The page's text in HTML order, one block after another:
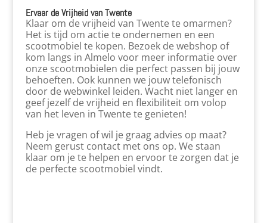
Ervaar de Vrijheid van Twente
Klaar om de vrijheid van Twente te omarmen?
Het is tijd om actie te ondernemen en een
scootmobiel te kopen. Bezoek de webshop of
kom langs in Almelo voor meer informatie over
onze scootmobielen die perfect passen bij jouw
behoeften. Ook kunnen we jouw telefonisch
door de webwinkel leiden. Wacht niet langer en
geef jezelf de vrijheid en flexibiliteit om volop
van het leven in Twente te genieten!
Heb je vragen of wil je graag advies op maat?
Neem gerust contact met ons op. We staan
klaar om je te helpen en ervoor te zorgen dat je
de perfecte scootmobiel vindt.